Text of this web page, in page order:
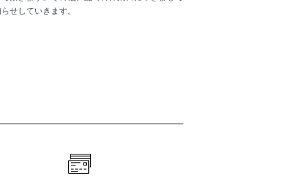
せしていきます。